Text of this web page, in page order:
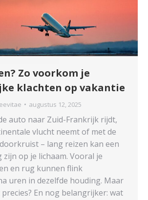
Zo voorkom je
klachten op vakantie
augustus 12, 2025
auto naar Zuid-Frankrijk rijdt,
vlucht neemt of met de
– lang reizen kan een
zijn op je lichaam. Vooral je
en rug kunnen flink
uren in dezelfde houding. Maar
En nog belangrijker: wat